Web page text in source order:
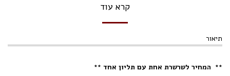
קרא עוד
תיאור
** המחיר לשרשרת אחת עם תליון אחד **